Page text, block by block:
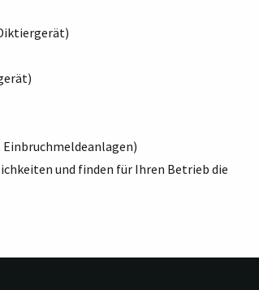
Einbruchmeldeanlagen)
und finden für Ihren Betrieb die